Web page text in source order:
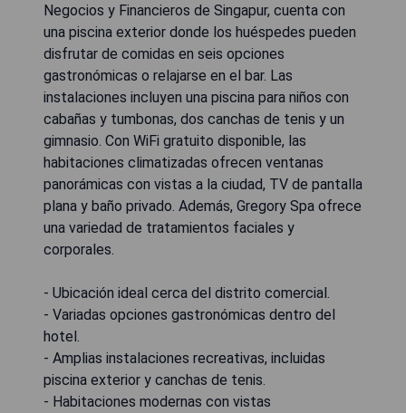
Negocios y Financieros de Singapur, cuenta con
una piscina exterior donde los huéspedes pueden
disfrutar de comidas en seis opciones
gastronómicas o relajarse en el bar. Las
instalaciones incluyen una piscina para niños con
cabañas y tumbonas, dos canchas de tenis y un
gimnasio. Con WiFi gratuito disponible, las
habitaciones climatizadas ofrecen ventanas
panorámicas con vistas a la ciudad, TV de pantalla
plana y baño privado. Además, Gregory Spa ofrece
una variedad de tratamientos faciales y
corporales.
- Ubicación ideal cerca del distrito comercial.
- Variadas opciones gastronómicas dentro del
hotel.
- Amplias instalaciones recreativas, incluidas
piscina exterior y canchas de tenis.
- Habitaciones modernas con vistas